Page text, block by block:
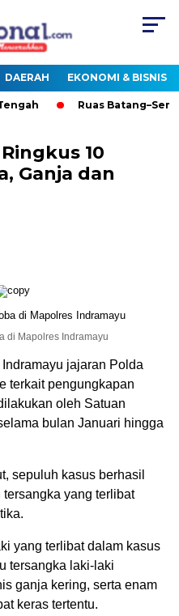
DAERAH EKONOMI & BISNIS
Ruas
10
Ganja dan
di Mapolres Indramayu
jajaran Polda
terkait pengungkapan
oleh Satuan
bulan Januari hingga
sepuluh kasus berhasil
yang terlibat
yang terlibat dalam kasus
tersangka laki-laki
ganja kering, serta enam
keras tertentu.